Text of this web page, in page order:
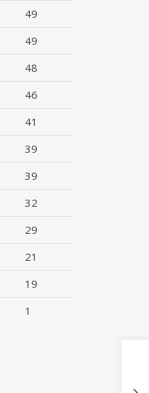
49
49
48
46
41
39
39
32
29
21
19
1